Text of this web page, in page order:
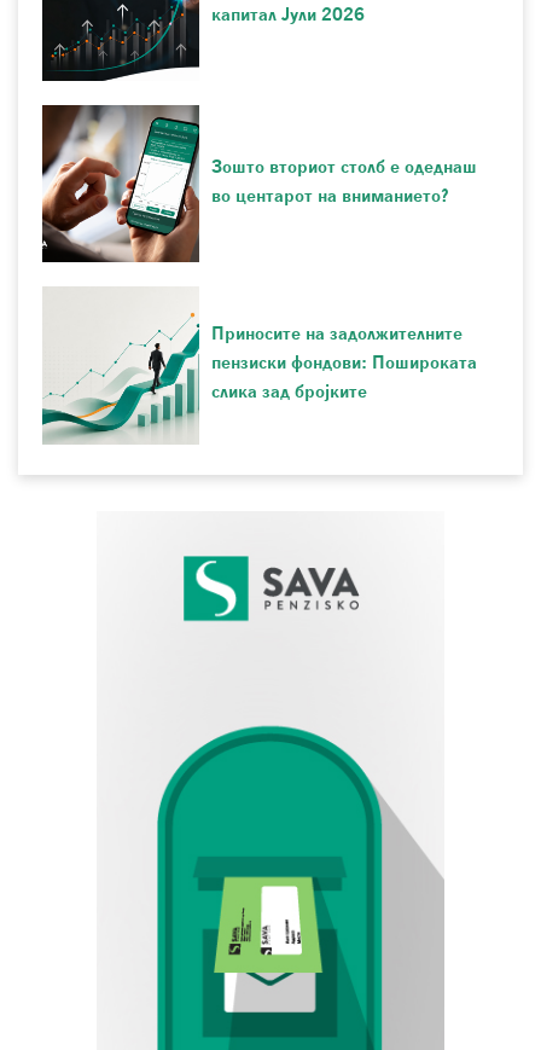
капитал Јули 2026
Зошто вториот столб е одеднаш
во центарот на вниманието?
Приносите на задолжителните
пензиски фондови: Пошироката
слика зад бројките